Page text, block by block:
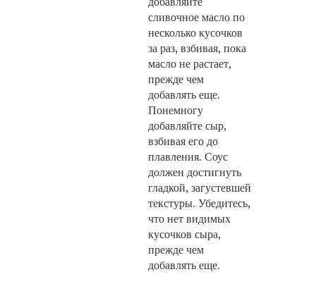
сливочное масло по
несколько кусочков
за раз, взбивая, пока
масло не растает,
прежде чем
добавлять еще.
Понемногу
добавляйте сыр,
взбивая его до
плавления. Соус
должен достигнуть
гладкой, загустевшей
текстуры. Убедитесь,
что нет видимых
кусочков сыра,
прежде чем
добавлять еще.